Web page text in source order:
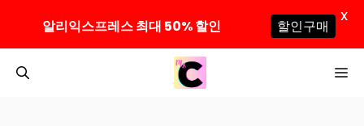
알리익스프레스 최대 50% 할인 할인구매
X